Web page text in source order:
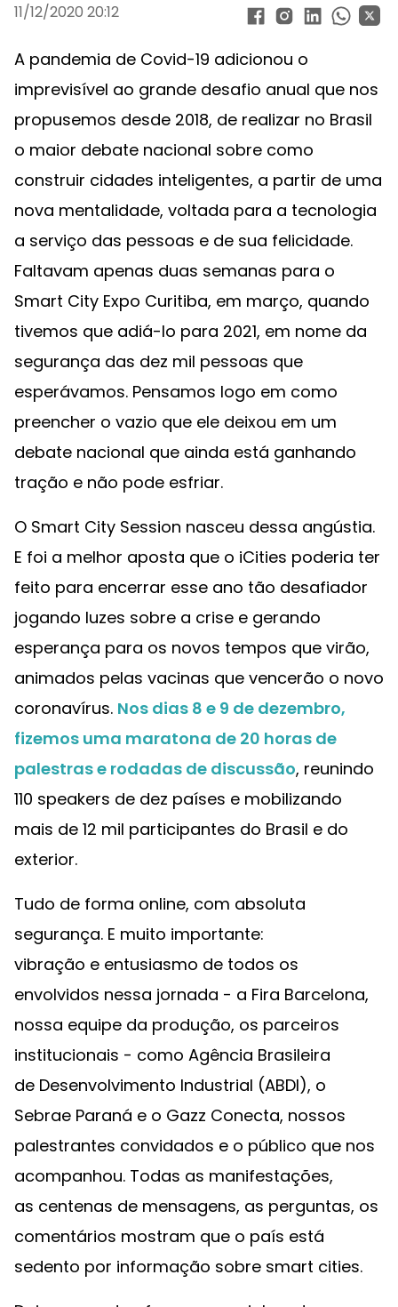
11/12/2020 20:12
A pandemia de Covid-19 adicionou o
imprevisível ao grande desafio anual que nos
propusemos desde 2018, de realizar no Brasil
o maior debate nacional sobre como
construir cidades inteligentes, a partir de uma
nova mentalidade, voltada para a tecnologia
a serviço das pessoas e de sua felicidade.
Faltavam apenas duas semanas para o
Smart City Expo Curitiba, em março, quando
tivemos que adiá-lo para 2021, em nome da
segurança das dez mil pessoas que
esperávamos. Pensamos logo em como
preencher o vazio que ele deixou em um
debate nacional que ainda está ganhando
tração e não pode esfriar.
O Smart City Session nasceu dessa angústia.
E foi a melhor aposta que o iCities poderia ter
feito para encerrar esse ano tão desafiador
jogando luzes sobre a crise e gerando
esperança para os novos tempos que virão,
animados pelas vacinas que vencerão o novo
coronavírus. Nos dias 8 e 9 de dezembro,
fizemos uma maratona de 20 horas de
palestras e rodadas de discussão, reunindo
110 speakers de dez países e mobilizando
mais de 12 mil participantes do Brasil e do
exterior.
Tudo de forma online, com absoluta
segurança. E muito importante:
vibração e entusiasmo de todos os
envolvidos nessa jornada - a Fira Barcelona,
nossa equipe da produção, os parceiros
institucionais - como Agência Brasileira
de Desenvolvimento Industrial (ABDI), o
Sebrae Paraná e o Gazz Conecta, nossos
palestrantes convidados e o público que nos
acompanhou. Todas as manifestações,
as centenas de mensagens, as perguntas, os
comentários mostram que o país está
sedento por informação sobre smart cities.